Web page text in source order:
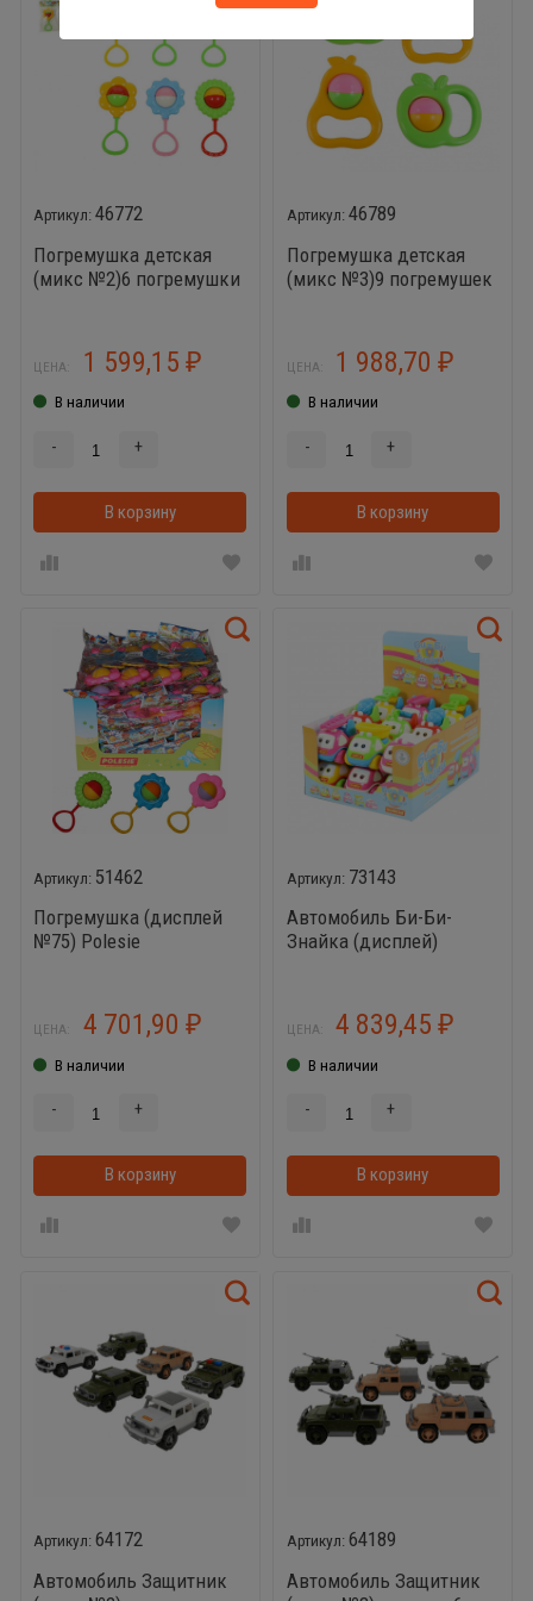
46772
Погремушка детская
(микс №2)6 погремушки
погремушки Василёк
(итого 18 шт)
ЦЕНА: 1 599,15 ₽
В наличии
- +
В корзину В корзинке
46789
Погремушка детская
(микс №3)9 погремушек
ЦЕНА: 1 988,70₽
В наличии
- +
В корзину
51462
Погремушка (дисплей
№75) Polesie
Ромашка - 16 шт.,
погремушка Подсолнух -
16 шт.)
ЦЕНА: 4 701,90 ₽
В наличии
- +
В корзину В корзинке
73143
Автомобиль Би-Би-
Знайка (дисплей)
ЦЕНА: 4 839,45₽
В наличии
- +
В корзину
64172
Автомобиль Защитник
64189
Автомобиль Защитник